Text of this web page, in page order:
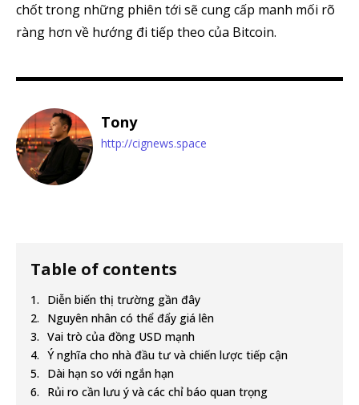
chốt trong những phiên tới sẽ cung cấp manh mối rõ
ràng hơn về hướng đi tiếp theo của Bitcoin.
Tony
http://cignews.space
Table of contents
Diễn biến thị trường gần đây
Nguyên nhân có thể đẩy giá lên
Vai trò của đồng USD mạnh
Ý nghĩa cho nhà đầu tư và chiến lược tiếp cận
Dài hạn so với ngắn hạn
Rủi ro cần lưu ý và các chỉ báo quan trọng